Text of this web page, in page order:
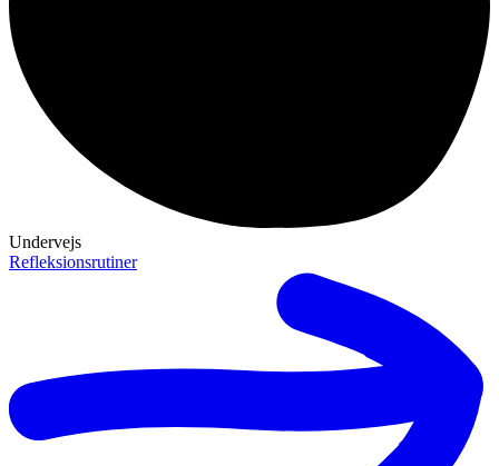
Undervejs
Refleksionsrutiner